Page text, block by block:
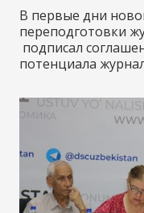
В первые дни
переподготовки
подписал
потенциала